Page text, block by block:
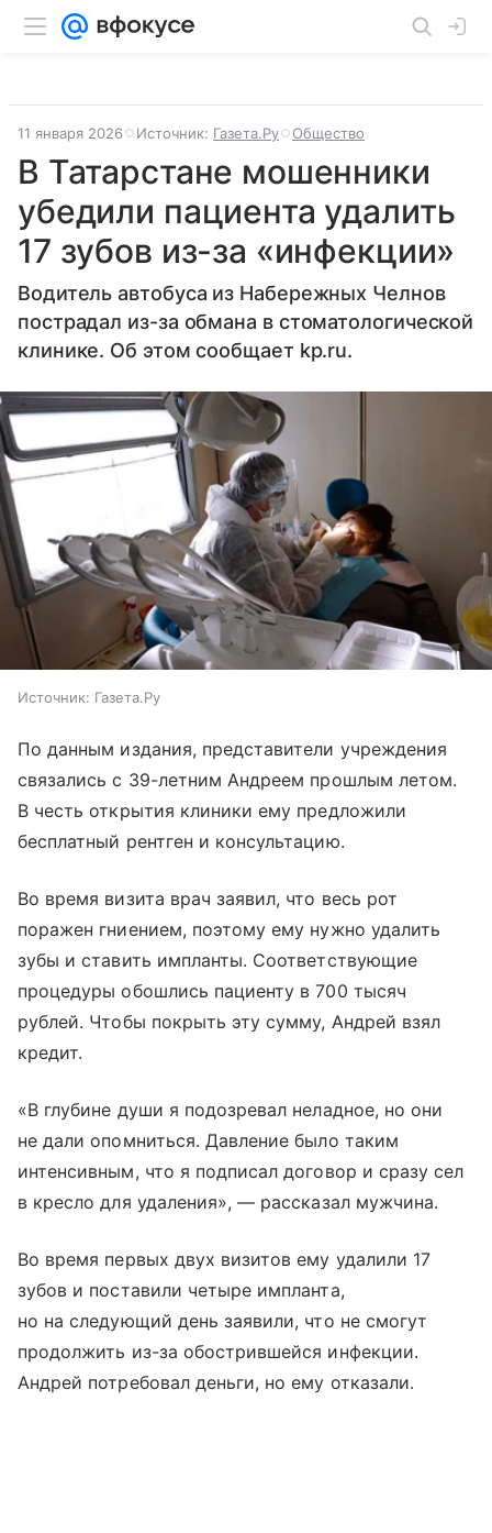
11 января 2026 Источник: Газета.Ру Общество
В Татарстане мошенники
убедили пациента удалить
17 зубов из-за «инфекции»
Водитель автобуса из Набережных Челнов
пострадал из-за обмана в стоматологической
клинике. Об этом сообщает kp.ru.
Источник: Газета.Ру
По данным издания, представители учреждения
связались с 39-летним Андреем прошлым летом.
В честь открытия клиники ему предложили
бесплатный рентген и консультацию.
Во время визита врач заявил, что весь рот
поражен гниением, поэтому ему нужно удалить
зубы и ставить импланты. Соответствующие
процедуры обошлись пациенту в 700 тысяч
рублей. Чтобы покрыть эту сумму, Андрей взял
кредит.
«В глубине души я подозревал неладное, но они
не дали опомниться. Давление было таким
интенсивным, что я подписал договор и сразу сел
в кресло для удаления», — рассказал мужчина.
Во время первых двух визитов ему удалили 17
зубов и поставили четыре импланта,
но на следующий день заявили, что не смогут
продолжить из-за обострившейся инфекции.
Андрей потребовал деньги, но ему отказали.